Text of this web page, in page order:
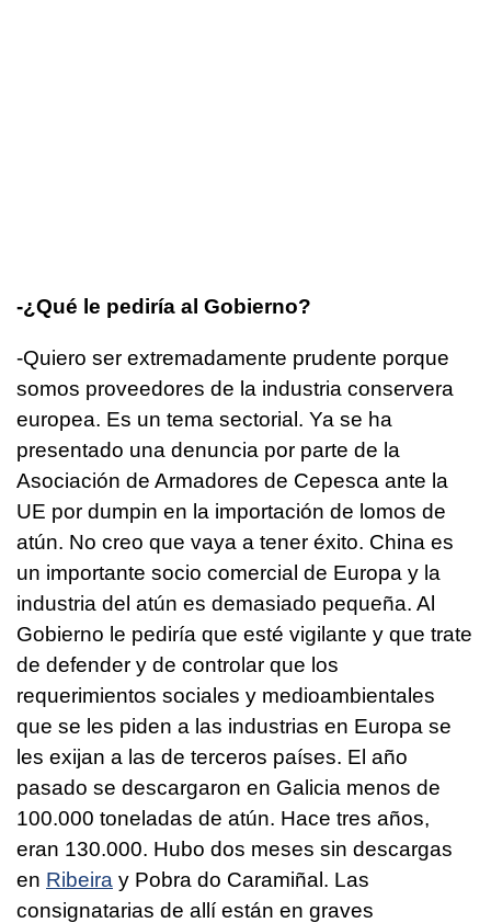
-¿Qué le pediría al Gobierno?
-Quiero ser extremadamente prudente porque
somos proveedores de la industria conservera
europea. Es un tema sectorial. Ya se ha
presentado una denuncia por parte de la
Asociación de Armadores de Cepesca ante la
UE por dumpin en la importación de lomos de
atún. No creo que vaya a tener éxito. China es
un importante socio comercial de Europa y la
industria del atún es demasiado pequeña. Al
Gobierno le pediría que esté vigilante y que trate
de defender y de controlar que los
requerimientos sociales y medioambientales
que se les piden a las industrias en Europa se
les exijan a las de terceros países. El año
pasado se descargaron en Galicia menos de
100.000 toneladas de atún. Hace tres años,
eran 130.000. Hubo dos meses sin descargas
en Ribeira y Pobra do Caramiñal. Las
consignatarias de allí están en graves